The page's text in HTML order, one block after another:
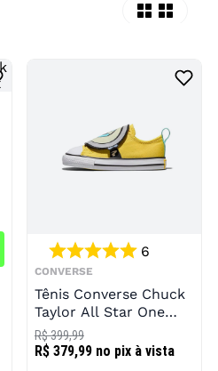
CONVERSE
6
Tênis Converse Chuck
Taylor All Star One
Strap Unissex
R$ 379,99 no pix à vista
R$ 399,99